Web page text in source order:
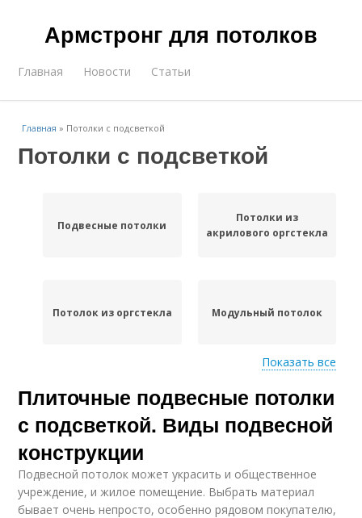
Армстронг для потолков
Главная Новости Статьи
Главная » Потолки с подсветкой
Потолки с подсветкой
Подвесные потолки
Потолки из
акрилового оргстекла
Потолок из оргстекла Модульный потолок
Модульные потолки Акриловый потолок
Потолок с подсветкой Стеклянные потолки
Показать все
Плиточные подвесные потолки
с подсветкой. Виды подвесной
конструкции
Подвесной потолок может украсить и общественное
учреждение, и жилое помещение. Выбрать материал
бывает очень непросто, особенно рядовом покупателю,